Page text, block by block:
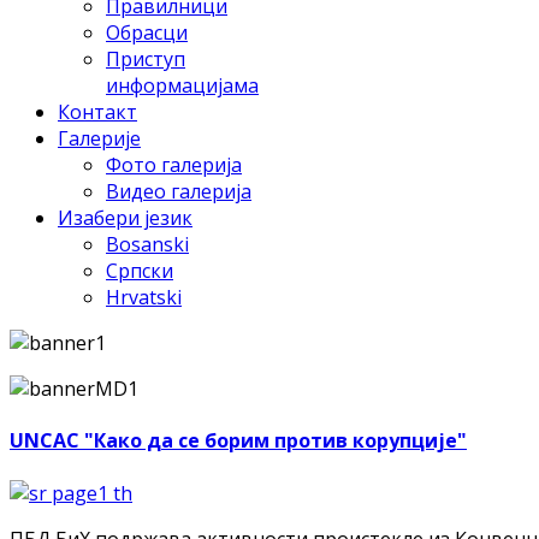
Правилници
Обрасци
Приступ
информацијама
Контакт
Галерије
Фото галерија
Видео галерија
Изабери језик
Bosanski
Српски
Hrvatski
UNCAC "Како да се борим против корупције"